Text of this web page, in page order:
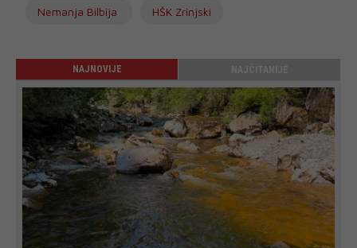
Nemanja Bilbija HŠK Zrinjski
NAJNOVIJE